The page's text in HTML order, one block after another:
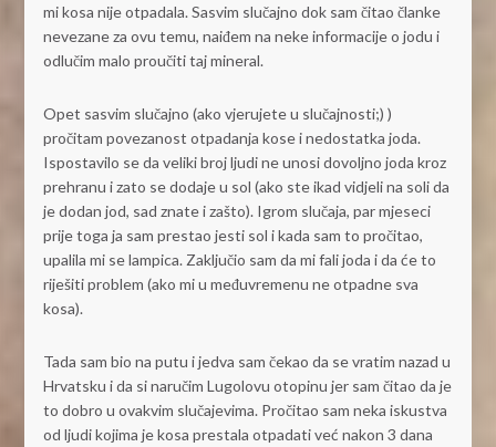
mi kosa nije otpadala. Sasvim slučajno dok sam čitao članke
nevezane za ovu temu, naiđem na neke informacije o jodu i
odlučim malo proučiti taj mineral.
Opet sasvim slučajno (ako vjerujete u slučajnosti;) )
pročitam povezanost otpadanja kose i nedostatka joda.
Ispostavilo se da veliki broj ljudi ne unosi dovoljno joda kroz
prehranu i zato se dodaje u sol (ako ste ikad vidjeli na soli da
je dodan jod, sad znate i zašto). Igrom slučaja, par mjeseci
prije toga ja sam prestao jesti sol i kada sam to pročitao,
upalila mi se lampica. Zaključio sam da mi fali joda i da će to
riješiti problem (ako mi u međuvremenu ne otpadne sva
kosa).
Tada sam bio na putu i jedva sam čekao da se vratim nazad u
Hrvatsku i da si naručim Lugolovu otopinu jer sam čitao da je
to dobro u ovakvim slučajevima. Pročitao sam neka iskustva
od ljudi kojima je kosa prestala otpadati već nakon 3 dana